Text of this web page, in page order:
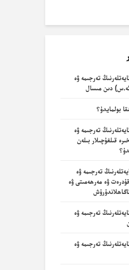
74 ~ 81 – ئايەتلەرنىڭ تەرجىمە ۋە
دىن مىسال
بولمايدۇ؟
69 ~ 73 – ئايەتلەرنىڭ تەرجىمە ۋە
قىلغۇچىلار بىلەن
63 ~67 – ئايەتلەرنىڭ تەرجىمە ۋە
ۋە مەرھەمىتى ۋە
60 ~ 62 – ئايەتلەرنىڭ تەرجىمە ۋە
53 ~ 59 – ئايەتلەرنىڭ تەرجىمە ۋە